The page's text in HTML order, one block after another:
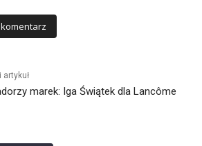
artykuł
marek: Iga Świątek dla Lancôme